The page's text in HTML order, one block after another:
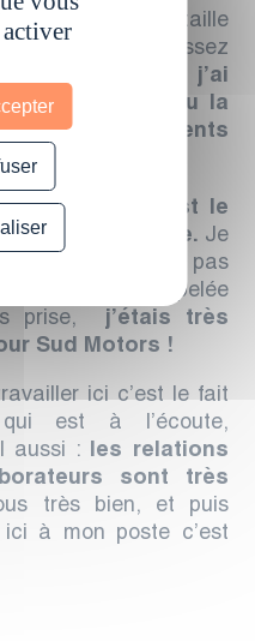
et de taille
turn-over assez
ces années, j’ai
choses et j’ai eu la
dans différents
ici, c’est le
d’embauche. Je
ne serait pas
direction m’a appelée
prise,
j’étais très
Sud Motors !
ici c’est le fait
est à l’écoute,
aussi :
les relations
sont très
très bien, et puis
à mon poste c’est